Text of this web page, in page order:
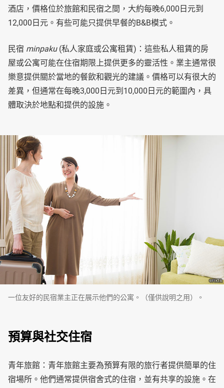
酒店，價格位於旅館和民宿之間，大約每晚6,000日元到
12,000日元。有些可能只提供早餐的B&B模式。
民宿 minpaku(私人家庭或公寓租賃)：這些私人租賃的房
屋或公寓可能在住宿期限上提供更多的靈活性。業主通常很
樂意提供關於當地的餐飲和觀光的建議。價格可以有很大的
差異，但通常在每晚3,000日元到10,000日元的範圍內，具
體取決於地點和提供的設施。
一位友好的民宿業主正在展示他們的公寓。（僅供說明之用）。
預算與社交住宿
青年旅館：青年旅館主要為預算有限的旅行者提供簡單的住
宿場所。他們通常提供宿舍式的住宿，並有共享的設施。在